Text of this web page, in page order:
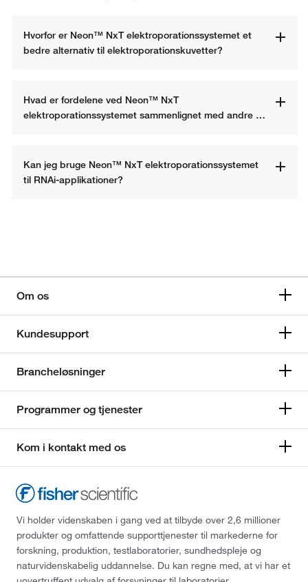
Hvorfor er Neon™ NxT elektroporationssystemet et
bedre alternativ til elektroporationskuvetter?
Hvad er fordelene ved Neon™ NxT
elektroporationssystemet sammenlignet med andre
Kan jeg bruge Neon™ NxT elektroporationssystemet
til RNAi-applikationer?
Om os
Kundesupport
Brancheløsninger
Programmer og tjenester
Kom i kontakt med os
Vi holder videnskaben i gang ved at tilbyde over 2,6 millioner
produkter og omfattende supporttjenester til markederne for
forskning, produktion, testlaboratorier, sundhedspleje og
naturvidenskabelig uddannelse. Du kan regne med, at vi har et